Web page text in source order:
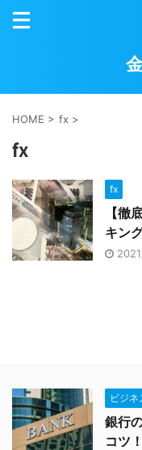
HOME > fx >
fx
fx
【徹
キン
ビジネ
銀行
コツ